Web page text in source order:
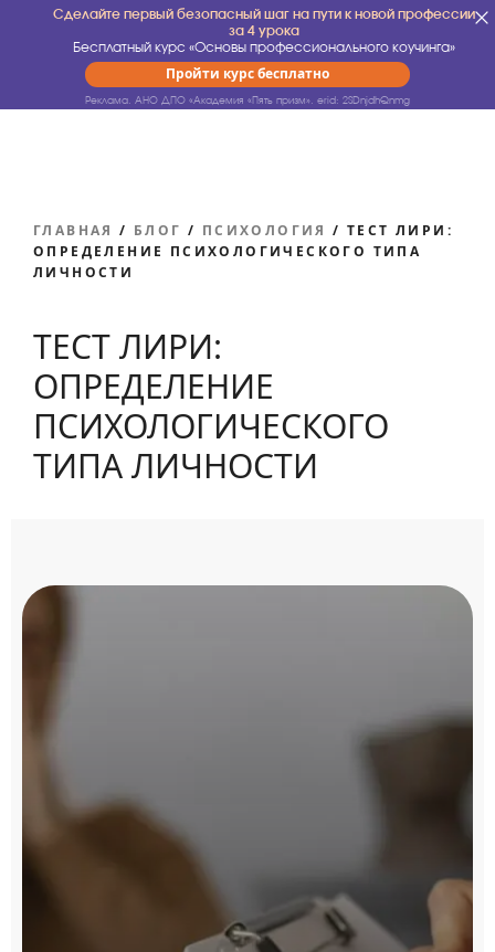
Сделайте первый безопасный шаг на пути к новой профессии
за 4 урока
Бесплатный курс «Основы профессионального коучинга»
Пройти курс бесплатно
Реклама. АНО ДПО «Академия «Пять призм». erid: 2SDnjdhQnmg
ГЛАВНАЯ / БЛОГ / ПСИХОЛОГИЯ / ТЕСТ ЛИРИ:
ОПРЕДЕЛЕНИЕ ПСИХОЛОГИЧЕСКОГО ТИПА
ЛИЧНОСТИ
ТЕСТ ЛИРИ:
ОПРЕДЕЛЕНИЕ
ПСИХОЛОГИЧЕСКОГО
ТИПА ЛИЧНОСТИ